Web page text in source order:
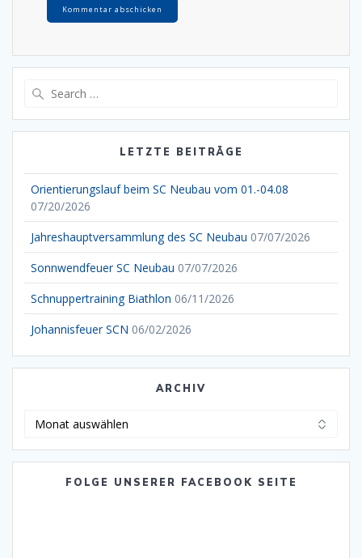
LETZTE BEITRÄGE
Orientierungslauf beim SC Neubau vom 01.-04.08
07/20/2026
Jahreshauptversammlung des SC Neubau 07/07/2026
Sonnwendfeuer SC Neubau 07/07/2026
Schnuppertraining Biathlon 06/11/2026
Johannisfeuer SCN 06/02/2026
ARCHIV
FOLGE UNSERER FACEBOOK SEITE